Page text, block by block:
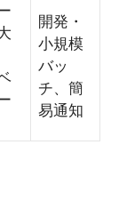
開発・
小規模
バッ
チ、簡
易通知